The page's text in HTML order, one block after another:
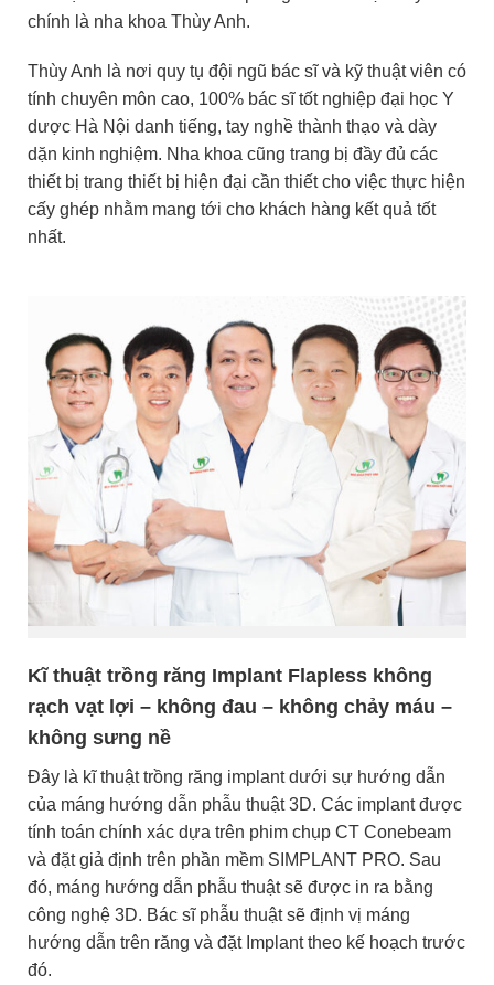
chính là nha khoa Thùy Anh.
Thùy Anh là nơi quy tụ đội ngũ bác sĩ và kỹ thuật viên có
tính chuyên môn cao, 100% bác sĩ tốt nghiệp đại học Y
dược Hà Nội danh tiếng, tay nghề thành thạo và dày
dặn kinh nghiệm. Nha khoa cũng trang bị đầy đủ các
thiết bị trang thiết bị hiện đại cần thiết cho việc thực hiện
cấy ghép nhằm mang tới cho khách hàng kết quả tốt
nhất.
Kĩ thuật trồng răng Implant Flapless không
rạch vạt lợi – không đau – không chảy máu –
không sưng nề
Đây là kĩ thuật trồng răng implant dưới sự hướng dẫn
của máng hướng dẫn phẫu thuật 3D. Các implant được
tính toán chính xác dựa trên phim chụp CT Conebeam
và đặt giả định trên phần mềm SIMPLANT PRO. Sau
đó, máng hướng dẫn phẫu thuật sẽ được in ra bằng
công nghệ 3D. Bác sĩ phẫu thuật sẽ định vị máng
hướng dẫn trên răng và đặt Implant theo kế hoạch trước
đó.